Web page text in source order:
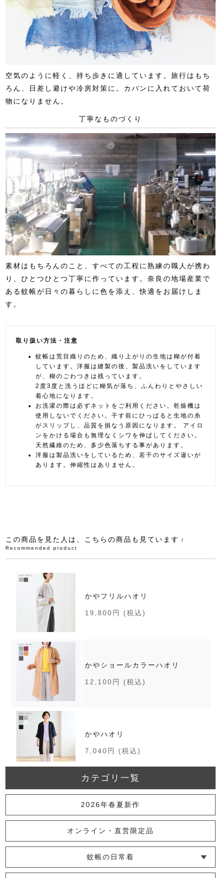
空気のように軽く、持ち歩きに適しています。旅行はもち
ろん、日差し避けや冷房対策に。カバンに入れておいて荷
物になりません。
丁寧なものづくり
素材はもちろんのこと、すべての工程に熟練の職人が携わ
り、ひとつひとつ丁寧に作っています。奈良の地場産業で
ある蚊帳が日々の暮らしに色を添え、快適をお届けしま
す。
取り扱い方法・注意
蚊帳は荒目織りのため、織り上がりの生地は糊が付着
しています。洋服は縫製の後、製品洗いをしています
が、糊のごわつきは残っています。
2度3度と洗うほどに糊気が落ち、ふんわりとやさしい
着心地になります。
お洗濯の際は必ずネットをご利用ください。乾燥機は
使用しないでください。干す前にひっぱると生地の糸
がスリップし、品質を損なう原因になります。 アイロ
ンをかける場合も無理なくシワを伸ばしてください。
天然繊維のため、多少色落ちする事があります。
洋服は製品洗いをしているため、若干のサイズ違いが
あります。伸縮性はありません。
この商品を見た人は、こちらの商品も見ています
/
Recommended product
かやフリルハオリ
19,800円 (税込)
かやショールカラーハオリ
12,100円 (税込)
かやハオリ
7,040円 (税込)
かやロングフーディー
13,200円 (税込)
かやショールベスト（ロング）
カテゴリ一覧
2026年春夏新作
オンライン・直営限定品
蚊帳の日常着
└ インナー
└ トップス
└ ワンピース
└ パンツ
└ スカート
└ 羽織りもの
└ キッズ・ベビー